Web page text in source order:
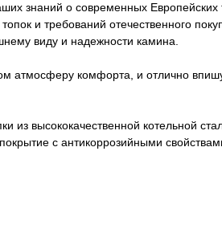
знаний о современных Европейских
и требований отечественного
виду и надежности камина.
атмосферу комфорта, и отлично
из высококачественной котельной
с антикоррозийными